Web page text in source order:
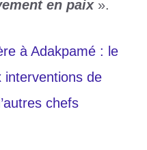
en paix».
à Adakpamé : le
interventions de
chefs